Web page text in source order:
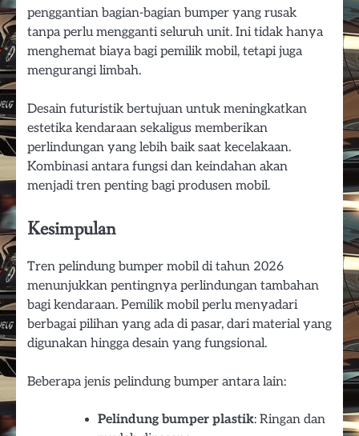
penggantian bagian-bagian bumper yang rusak
tanpa perlu mengganti seluruh unit. Ini tidak hanya
menghemat biaya bagi pemilik mobil, tetapi juga
mengurangi limbah.
Desain futuristik bertujuan untuk meningkatkan
estetika kendaraan sekaligus memberikan
perlindungan yang lebih baik saat kecelakaan.
Kombinasi antara fungsi dan keindahan akan
menjadi tren penting bagi produsen mobil.
Kesimpulan
Tren pelindung bumper mobil di tahun 2026
menunjukkan pentingnya perlindungan tambahan
bagi kendaraan. Pemilik mobil perlu menyadari
berbagai pilihan yang ada di pasar, dari material yang
digunakan hingga desain yang fungsional.
Beberapa jenis pelindung bumper antara lain:
Pelindung bumper plastik: Ringan dan